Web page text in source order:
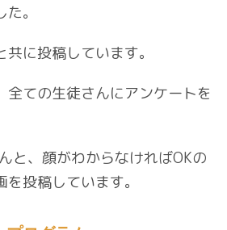
。
に投稿しています。
全ての生徒さんにアンケートを
と、顔がわからなければOKの
投稿しています。